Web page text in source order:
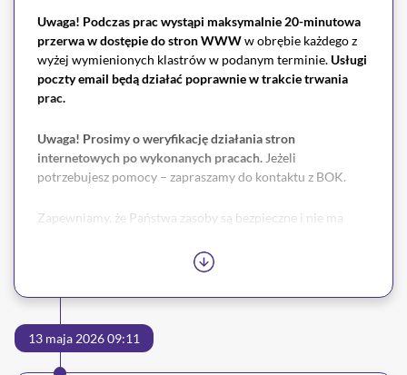
Uwaga! Podczas prac wystąpi maksymalnie 20-minutowa
przerwaw dostępie do stron WWWw obrębie każdego z
wyżej wymienionych klastrów w podanym terminie.Usługi
poczty email będą działać poprawnie w trakcie trwania
prac.
Uwaga! Prosimy o weryfikację działania stron
internetowych po wykonanych pracach. Jeżeli
potrzebujesz pomocy – zapraszamy do kontaktu z BOK.
Zapewniamy, że Państwa zasoby są bezpieczne i nie ma
oknami serwisowymi. Jednocześnie przepraszamy za
wszelkie niedogodności związane z przerwami.
Biurem Obsługi Klienta.
13 maja 2026 09:11